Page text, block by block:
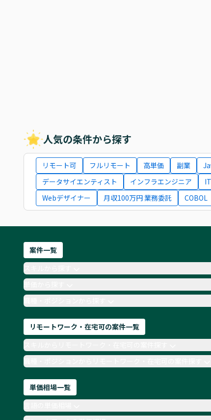
人気の条件から探す
リモート可 フルリモート 高単価 副業
データサイエンティスト
インフラエンジニア
Webデザイナー
月収100万円 業務委託 COBOL
案件一覧
単価から探す
職種・ポジションから探す
リモートワーク・在宅可の案件一覧
職種・ポジションからリモートワーク・在宅可の案件探す
単価相場一覧